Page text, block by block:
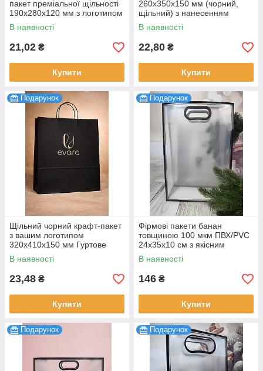
пакет преміальної щільності
190х280х120 мм з логотипом
Гуртові поставки 100 шт.
В наявності
21,02 ₴
Купити
260х350х150 мм (чорний,
щільний) з нанесенням
логотипа Гурт від виробника
100 шт.
В наявності
22,80 ₴
Купити
Подарунок
Щільний чорний крафт-пакет
з вашим логотипом
320х410х150 мм Гуртове
виробництво брендованої
упаковки 100 шт.
В наявності
23,48 ₴
Купити
Подарунок
Фірмові пакети банан
товщиною 100 мкм ПВХ/PVC
24х35х10 см з якісним
стійким УФ друком лого 20
шт.
В наявності
146 ₴
Купити
Подарунок Подарунок